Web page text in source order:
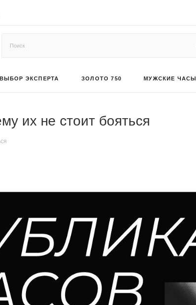
ВЫБОР ЭКСПЕРТА ЗОЛОТО 750 МУЖСКИЕ ЧАСЫ
их не стоит бояться